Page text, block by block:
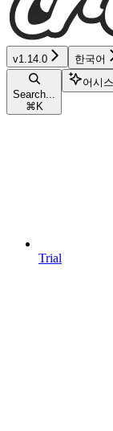
v1.14.0 한국어
Search...
⌘ K
어시
Trial